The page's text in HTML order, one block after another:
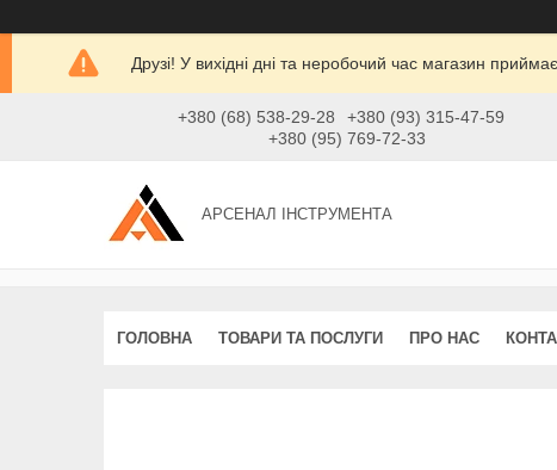
Друзі! У вихідні дні та неробочий час магазин
+380 (68) 538-29-28
+380 (93) 315-47-59
+380 (95) 769-72-33
АРСЕНАЛ ІНСТРУМЕНТА
ГОЛОВНА ТОВАРИ ТА ПОСЛУГИ ПРО НАС